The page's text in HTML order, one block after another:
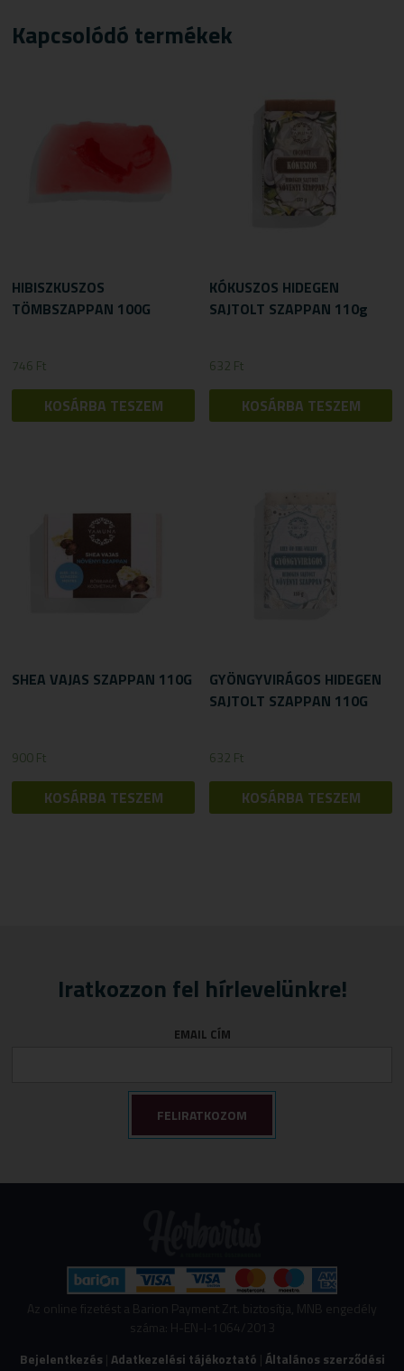
Kapcsolódó termékek
HIBISZKUSZOS
TÖMBSZAPPAN 100G
746 Ft
KOSÁRBA TESZEM
KÓKUSZOS HIDEGEN
SAJTOLT SZAPPAN 110g
632 Ft
KOSÁRBA TESZEM
SHEA VAJAS SZAPPAN 110G
900Ft
KOSÁRBA TESZEM
GYÖNGYVIRÁGOS HIDEGEN
SAJTOLT SZAPPAN 110G
632 Ft
KOSÁRBA TESZEM
Iratkozzon fel hírlevelünkre!
EMAIL CÍM
Az online fizetést a Barion Payment Zrt. biztosítja, MNB engedély
száma: H-EN-I-1064/2013
Bejelentkezés |Adatkezelési tájékoztató |Általános szerződési